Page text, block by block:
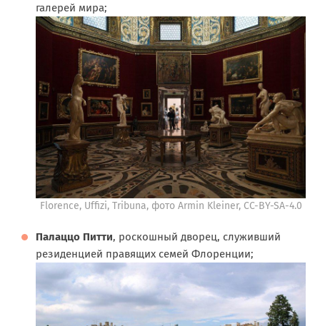
галерей мира;
Florence, Uffizi, Tribuna, фото Armin Kleiner, CC-BY-SA-4.0
Палаццо Питти, роскошный дворец, служивший
резиденцией правящих семей Флоренции;